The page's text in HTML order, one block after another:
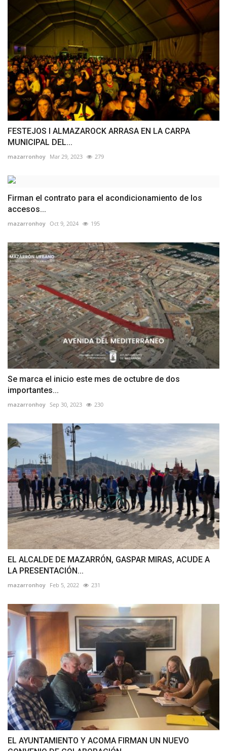
FESTEJOS I ALMAZAROCK ARRASA EN LA CARPA
MUNICIPAL DEL...
mazarronhoy Mar 29, 2023 279
Firman el contrato para el acondicionamiento de los
accesos...
mazarronhoy Oct 9, 2024 195
Se marca el inicio este mes de octubre de dos
importantes...
mazarronhoy Sep 30, 2023 230
EL ALCALDE DE MAZARRÓN, GASPAR MIRAS, ACUDE A
LA PRESENTACIÓN...
mazarronhoy Feb 5, 2022 231
EL AYUNTAMIENTO Y ACOMA FIRMAN UN NUEVO